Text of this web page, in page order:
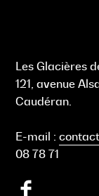
Les Glacières
121, avenue
Caudéran.
E-mail :
08 78 71